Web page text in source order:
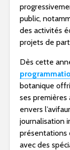
public,
des activités
projets de
Dès cette
botanique
ses
envers
journalisation
présentations
avec des